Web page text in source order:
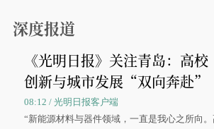
深度报道
《光明日报》关注青岛：高校
创新与城市发展“双向奔赴”
08:12 / 光明日报客户端
“新能源材料与器件领域，一直是我心之所向